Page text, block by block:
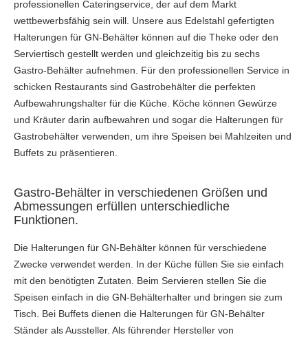
professionellen Cateringservice, der auf dem Markt
wettbewerbsfähig sein will. Unsere aus Edelstahl gefertigten
Halterungen für GN-Behälter können auf die Theke oder den
Serviertisch gestellt werden und gleichzeitig bis zu sechs
Gastro-Behälter aufnehmen. Für den professionellen Service in
schicken Restaurants sind Gastrobehälter die perfekten
Aufbewahrungshalter für die Küche. Köche können Gewürze
und Kräuter darin aufbewahren und sogar die Halterungen für
Gastrobehälter verwenden, um ihre Speisen bei Mahlzeiten und
Buffets zu präsentieren.
Gastro-Behälter in verschiedenen Größen und
Abmessungen erfüllen unterschiedliche
Funktionen.
Die Halterungen für GN-Behälter können für verschiedene
Zwecke verwendet werden. In der Küche füllen Sie sie einfach
mit den benötigten Zutaten. Beim Servieren stellen Sie die
Speisen einfach in die GN-Behälterhalter und bringen sie zum
Tisch. Bei Buffets dienen die Halterungen für GN-Behälter
Ständer als Aussteller. Als führender Hersteller von